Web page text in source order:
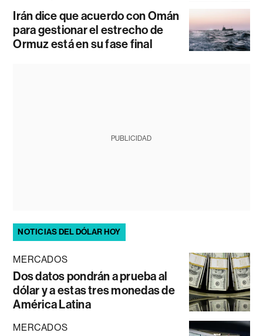
Irán dice que acuerdo con Omán
para gestionar el estrecho de
Ormuz está en su fase final
PUBLICIDAD
NOTICIAS DEL DÓLAR HOY
MERCADOS
Dos datos pondrán a prueba al
dólar y a estas tres monedas de
América Latina
MERCADOS